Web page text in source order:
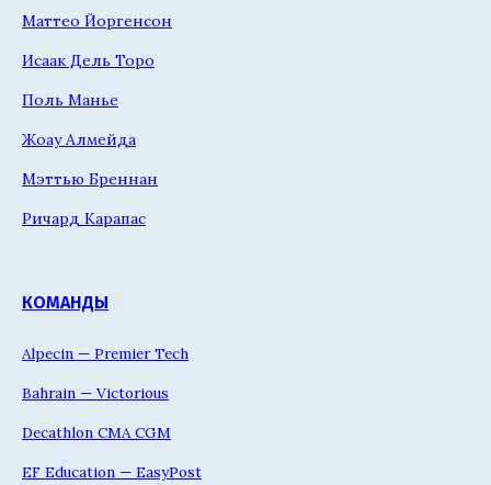
Маттео Йоргенсон
Исаак Дель Торо
Поль Манье
Жоау Алмейда
Мэттью Бреннан
Ричард Карапас
КОМАНДЫ
Alpecin — Premier Tech
Bahrain — Victorious
Decathlon CMA CGM
EF Education — EasyPost